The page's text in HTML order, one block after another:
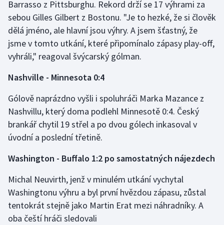
Lyže a snowboard
Moderní pětiboj
Olympijské hry
Parasport
Plavání
Plážový volejbal
Ragby
Rychlobruslení
Barrasso z Pittsburghu. Rekord drží se 17 výhrami za
sebou Gilles Gilbert z Bostonu. "Je to hezké, že si člověk
dělá jméno, ale hlavní jsou výhry. A jsem šťastný, že
jsme v tomto utkání, které připomínalo zápasy play-off,
vyhráli," reagoval švýcarský gólman.
Nashville - Minnesota 0:4
Gólově naprázdno vyšli i spoluhráči Marka Mazance z
Nashvillu, který doma podlehl Minnesotě 0:4. Český
brankář chytil 19 střel a po dvou gólech inkasoval v
úvodní a poslední třetině.
Washington - Buffalo 1:2 po samostatných nájezdech
Michal Neuvirth, jenž v minulém utkání vychytal
Washingtonu výhru a byl první hvězdou zápasu, zůstal
tentokrát stejně jako Martin Erat mezi náhradníky. A
oba čeští hráči sledovali